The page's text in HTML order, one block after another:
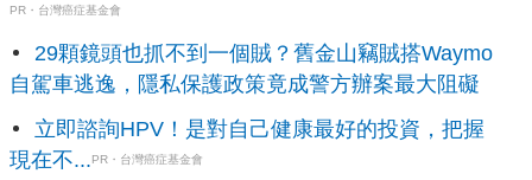
PR・台灣癌症基金會
29顆鏡頭也抓不到一個賊？舊金山竊賊搭Waymo
自駕車逃逸，隱私保護政策竟成警方辦案最大阻礙
立即諮詢HPV！是對自己健康最好的投資，把握
現在不...PR・台灣癌症基金會